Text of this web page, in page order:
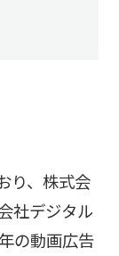
り、株式会
社デジタル
の動画広告